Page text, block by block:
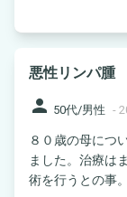
悪性リンパ腫
person 50代/男性 -
８０歳の母につ
ました。治療は
術を行うとの事